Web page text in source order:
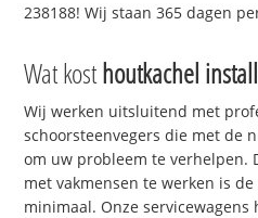
238188! Wij staan 365 dagen
Wat kosthoutkachel
Wij werken uitsluitend met
schoorsteenvegers die met de
om uw probleem te verhelpen.
met vakmensen te werken is
minimaal. Onze